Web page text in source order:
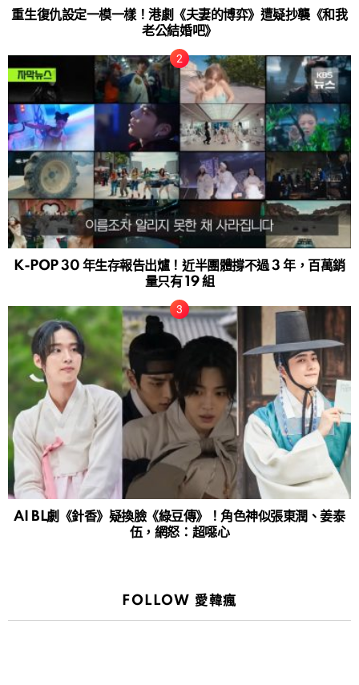
重生復仇設定一模一樣！港劇《夫妻的博弈》遭疑抄襲《和我
老公結婚吧》
K-POP 30 年生存報告出爐！近半團體撐不過 3 年，百萬銷
量只有 19 組
AI BL劇《針香》疑換臉《綠豆傳》！角色神似張東潤、姜泰
伍，網怒：超噁心
FOLLOW 愛韓瘋